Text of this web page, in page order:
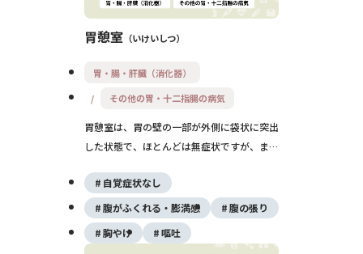
胃憩室 いけいしつ
胃・腸・肝臓（消化器）
その他の胃・十二指腸の病気
胃憩室は、胃の壁の一部が外側に袋状に突出
した状態で、ほとんどは無症状ですが、まれ
ります。バリウム検査や内視鏡で偶然発見さ
れることが多く、治療は症状の有無により異
なります。炎症や出血を起こした場合は内科
的または外科的治療が必要になることもあり
自覚症状なし
腹がふくれる・膨満感
腹の張り
胸やけ
嘔吐